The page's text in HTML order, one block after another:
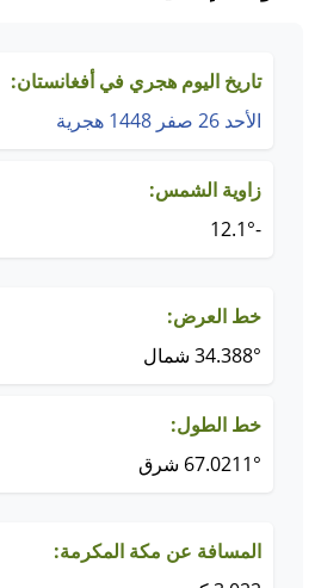
تاريخ اليوم هجري في أفغانستان:
الأحد 26 صفر 1448 هجرية
زاوية الشمس:
-12.1°
خط العرض:
34.388° شمال
خط الطول:
67.0211° شرق
المسافة عن مكة المكرمة: